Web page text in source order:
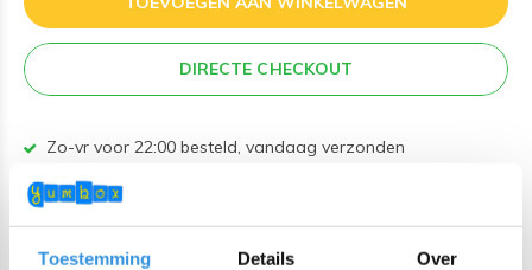
Toestemming Details Over
DIRECTE CHECKOUT
Zo-vr voor 22:00 besteld, vandaag verzonden
Gratis verzending NL/BE vanaf €60 + gratis cadeau twv
€25!